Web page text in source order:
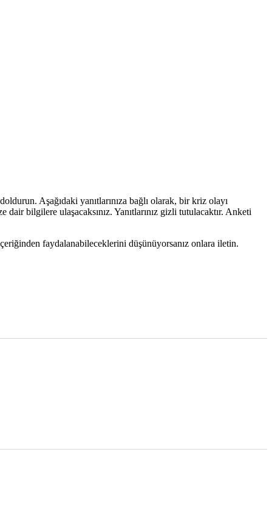
Aşağıdaki yanıtlarınıza bağlı olarak, bir kriz olayı
bilgilere ulaşacaksınız. Yanıtlarınız gizli tutulacaktır. Anketi
faydalanabileceklerini düşünüyorsanız onlara iletin.